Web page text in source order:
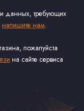
данных, требующих
напишите нам.
пожалуйста
на сайте сервиса